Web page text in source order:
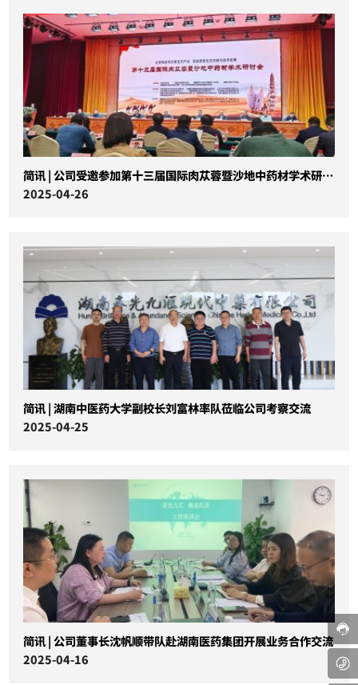
简讯 | 公司受邀参加第十三届国际肉苁蓉暨沙地中药材学术研讨会
2025-04-26
简讯 | 湖南中医药大学副校长刘富林率队莅临公司考察交流
2025-04-25
简讯 | 公司董事长沈帆顺带队赴湖南医药集团开展业务合作交流
2025-04-16